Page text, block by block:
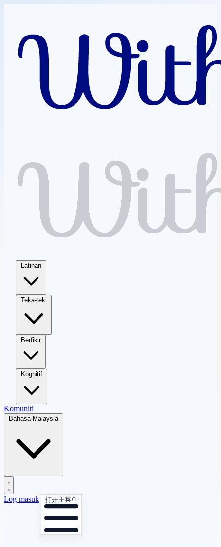
Latihan
Teka-teki
Berfikir
Kognitif
Komuniti
Bahasa Malaysia
Log masuk 打开主菜单